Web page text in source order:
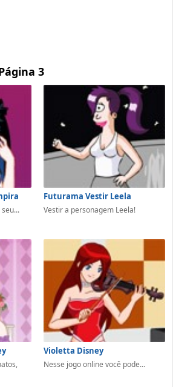
3
Futurama Vestir Leela
Vestir a personagem Leela!
Violetta Disney
Nesse jogo online você pode...